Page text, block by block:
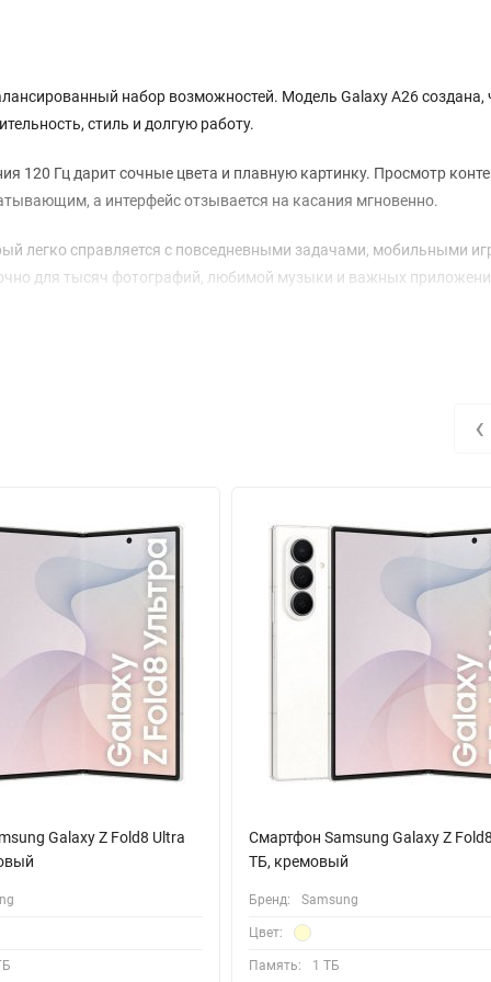
набор возможностей. Модель Galaxy A26 создана,
стиль и долгую работу.
120 Гц дарит сочные цвета и плавную картинку. Просмотр
а интерфейс отзывается на касания мгновенно.
легко справляется с повседневными задачами, мобильными
для тысяч фотографий, любимой музыки и важных
создания замедленных роликов есть режим съемки с высокой
скорость передачи данных. Надежное соединение также
удобно оплачивать покупки одним касанием, а
15 и совместим с широкой экосистемой гаджетов Samsung,
корпус толщиной менее 8 миллиметров выполнен в
Galaxy Z Fold8 Ultra
Смартфон Samsung Galaxy Z
ТБ, кремовый
Бренд: Samsung
Цвет:
Память: 1 ТБ
‹